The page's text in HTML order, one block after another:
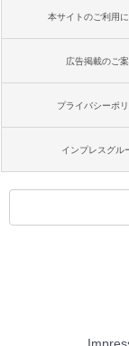
本サイトのご利用
広告掲載のご
プライバシーポ
インプレスグル